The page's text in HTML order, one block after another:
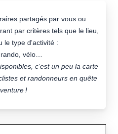
partagés par vous ou
par critères tels que le lieu,
le type d'activité :
vélo…
c’est un peu la carte
et randonneurs en quête
!